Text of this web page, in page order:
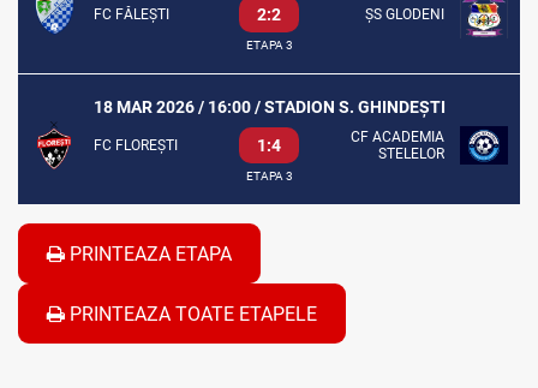
FC FĂLEȘTI 2:2 ȘS GLODENI
ETAPA 3
18 MAR 2026 / 16:00 / STADION S. GHINDEȘTI
FC FLOREȘTI 1:4
CF ACADEMIA
STELELOR
ETAPA 3
PRINTEAZA ETAPA
PRINTEAZA TOATE ETAPELE